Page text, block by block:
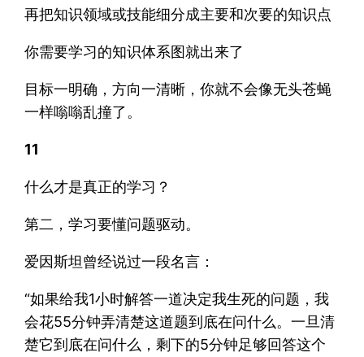
再把知识领域或技能细分成主要和次要的知识点
你需要学习的知识体系图就出来了
目标一明确，方向一清晰，你就不会像无头苍蝇
一样嗡嗡乱撞了。
11
什么才是真正的学习？
第二，学习要懂问题驱动。
爱因斯坦曾经说过一段名言：
“如果给我1小时解答一道决定我生死的问题，我
会花55分钟弄清楚这道题到底在问什么。一旦清
楚它到底在问什么，剩下的5分钟足够回答这个